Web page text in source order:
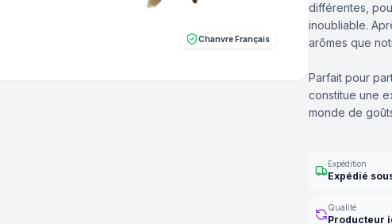
Chanvre Français
différentes,
inoubliable.
arômes que
Parfait pour
constitue une
monde de
Expédition
Expédié
Qualité
Producteur